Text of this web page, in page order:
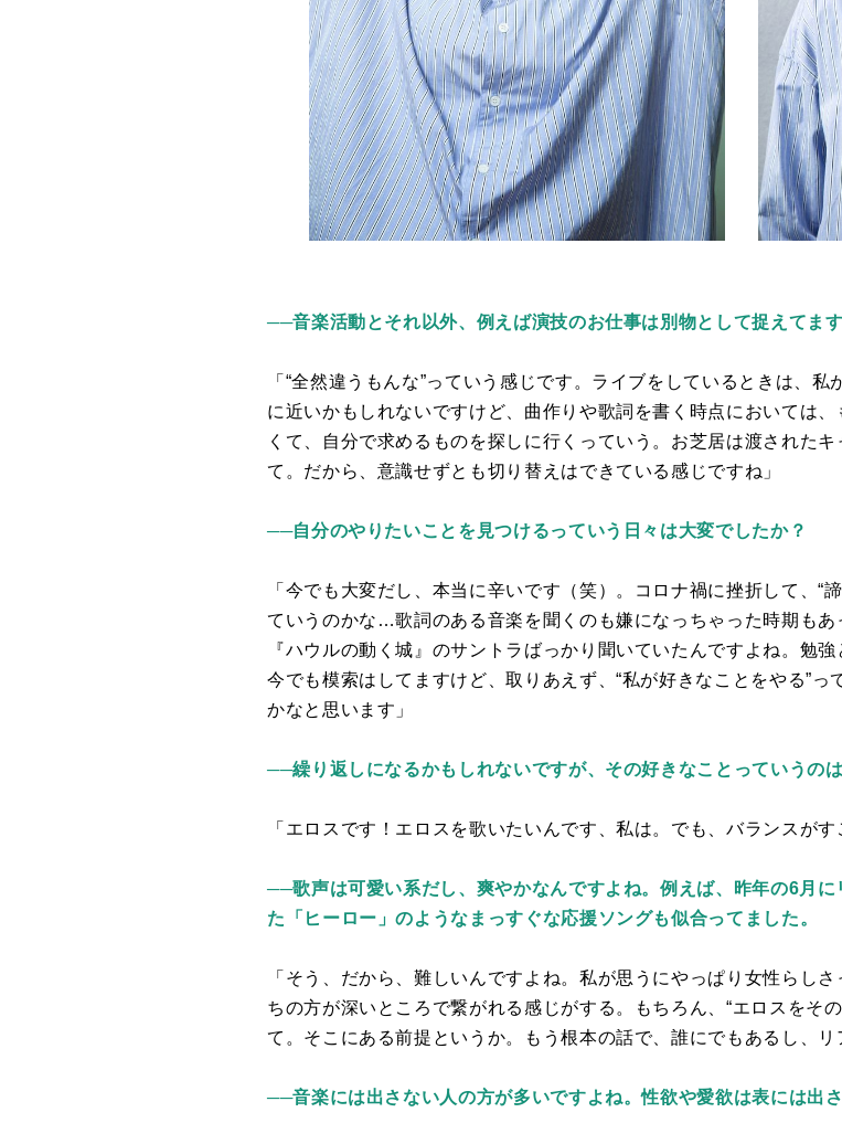
──音楽活動とそれ以外、例えば演技のお仕事は別物として捉えてま
「“全然違うもんな”っていう感じです。ライブをしているときは、
に近いかもしれないですけど、曲作りや歌詞を書く時点においては
くて、自分で求めるものを探しに行くっていう。お芝居は渡された
て。だから、意識せずとも切り替えはできている感じですね」
──自分のやりたいことを見つけるっていう日々は大変でしたか？
「今でも大変だし、本当に辛いです（笑）。コロナ禍に挫折して、“
ていうのかな…歌詞のある音楽を聞くのも嫌になっちゃった時期もあ
『ハウルの動く城』のサントラばっかり聞いていたんですよね。勉
今でも模索はしてますけど、取りあえず、“私が好きなことをやる”
かなと思います」
──繰り返しになるかもしれないですが、その好きなことっていうの
「エロスです！エロスを歌いたいんです、私は。でも、バランスがす
──歌声は可愛い系だし、爽やかなんですよね。例えば、昨年の6月
た「ヒーロー」のようなまっすぐな応援ソングも似合ってました。
「そう、だから、難しいんですよね。私が思うにやっぱり女性らし
ちの方が深いところで繋がれる感じがする。もちろん、“エロスをそ
て。そこにある前提というか。もう根本の話で、誰にでもあるし、
──音楽には出さない人の方が多いですよね。性欲や愛欲は表には出